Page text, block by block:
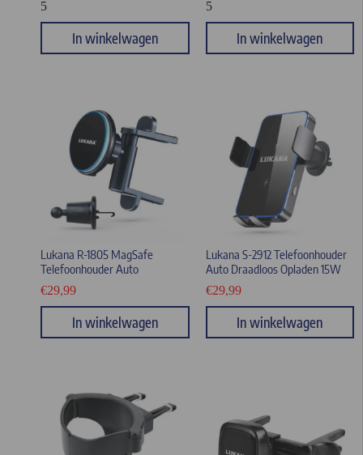
5
In winkelwagen
5
In winkelwagen
Lukana R-1805 MagSafe
Telefoonhouder Auto
€29,99
In winkelwagen
Lukana S-2912 Telefoonhouder
Auto Draadloos Opladen 15W
€29,99
In winkelwagen